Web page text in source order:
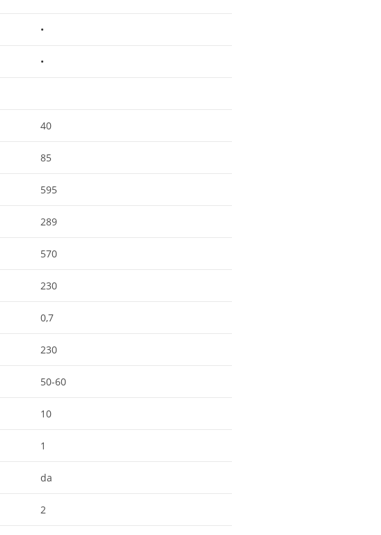
•
•
40
85
595
289
570
230
0,7
230
50-60
10
1
da
2